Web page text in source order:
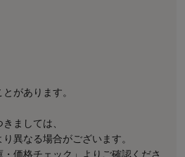
があります。
ましては、
異なる場合がございます。
価格チェック」よりご確認くださ